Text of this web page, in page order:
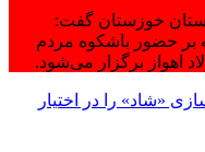
استان خوزستان گفت:
بر حضور باشکوه مردم
اهواز برگزار می‌شود.